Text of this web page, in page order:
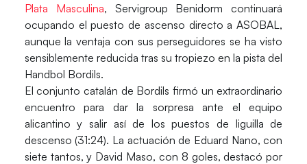
Plata Masculina, Servigroup Benidormcontinuará
ocupando el puesto de ascenso directo a ASOBAL,
aunque la ventaja con sus perseguidores se ha visto
sensiblemente reducida tras su tropiezo en la pista del
Handbol Bordils.
El conjunto catalán de Bordils firmó un extraordinario
encuentro para dar la sorpresa ante el equipo
alicantino y salir así de los puestos de liguilla de
descenso (31:24). La actuación de Eduard Nano, con
siete tantos, y David Maso, con 8 goles, destacó por